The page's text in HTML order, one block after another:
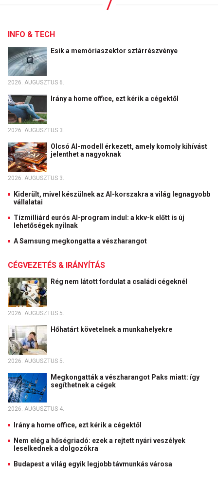
INFO & TECH
Esik a memóriaszektor sztárrészvénye
2026. AUGUSZTUS 6.
Irány a home office, ezt kérik a cégektől
2026. AUGUSZTUS 3.
Olcsó AI-modell érkezett, amely komoly kihívást
jelenthet a nagyoknak
2026. AUGUSZTUS 3.
Kiderült, mivel készülnek az AI-korszakra a világ legnagyobb
vállalatai
Tízmilliárd eurós AI-program indul: a kkv-k előtt is új
lehetőségek nyílnak
A Samsung megkongatta a vészharangot
CÉGVEZETÉS & IRÁNYÍTÁS
Rég nem látott fordulat a családi cégeknél
2026. AUGUSZTUS 5.
Hőhatárt követelnek a munkahelyekre
2026. AUGUSZTUS 5.
Megkongatták a vészharangot Paks miatt: így
segíthetnek a cégek
2026. AUGUSZTUS 4.
Irány a home office, ezt kérik a cégektől
Nem elég a hőségriadó: ezek a rejtett nyári veszélyek
leselkednek a dolgozókra
Budapest a világ egyik legjobb távmunkás városa